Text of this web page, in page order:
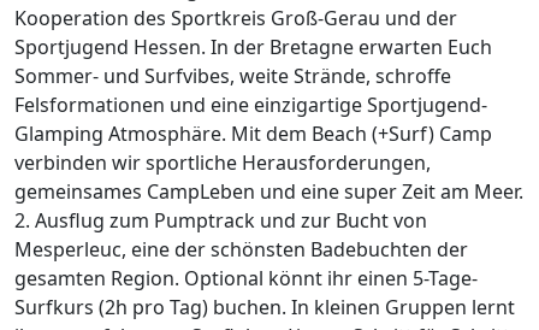
Kooperation des Sportkreis Groß-Gerau und der
Sportjugend Hessen. In der Bretagne erwarten Euch
Sommer- und Surfvibes, weite Strände, schroffe
Felsformationen und eine einzigartige Sportjugend-
Glamping Atmosphäre. Mit dem Beach (+Surf) Camp
verbinden wir sportliche Herausforderungen,
gemeinsames CampLeben und eine super Zeit am Meer.
2. Ausflug zum Pumptrack und zur Bucht von
Mesperleuc, eine der schönsten Badebuchten der
gesamten Region. Optional könnt ihr einen 5-Tage-
Surfkurs (2h pro Tag) buchen. In kleinen Gruppen lernt